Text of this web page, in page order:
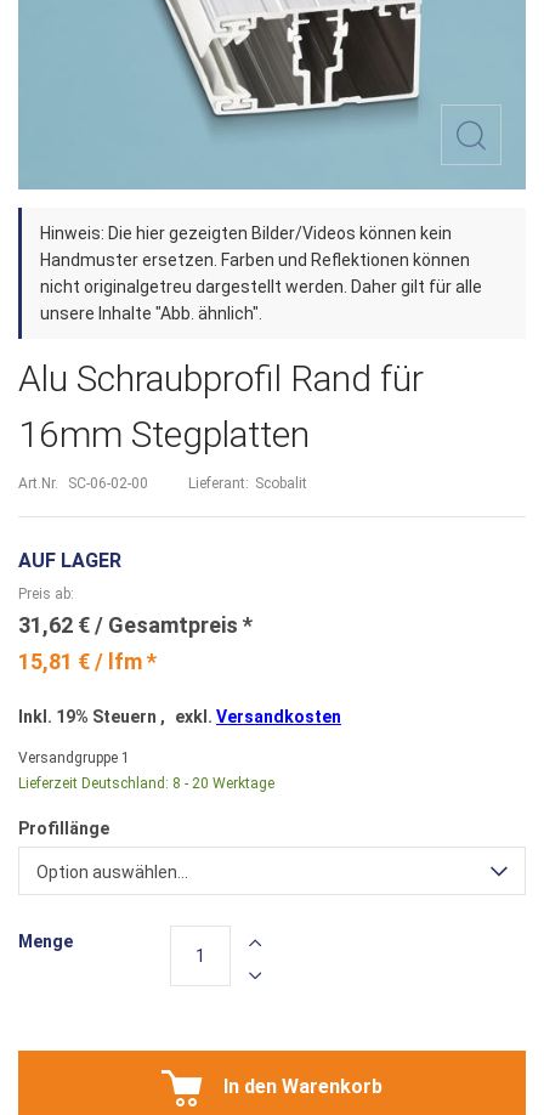
Zum
Anfang
der
Bildergalerie
Hinweis: Die hier gezeigten Bilder/Videos können kein
Handmuster ersetzen. Farben und Reflektionen können
nicht originalgetreu dargestellt werden. Daher gilt für alle
unsere Inhalte "Abb. ähnlich".
Alu Schraubprofil Rand für
16mm Stegplatten
Art.Nr. SC-06-02-00 Lieferant: Scobalit
AUF LAGER
15,81 € / lfm *
Preis ab
31,62 €
Inkl. 19% Steuern , exkl. Versandkosten
Versandgruppe 1
Lieferzeit Deutschland: 8 - 20 Werktage
Profillänge
Option auswählen...
Menge
In den Warenkorb